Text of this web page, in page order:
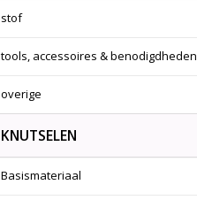
stof
tools, accessoires & benodigdheden
overige
KNUTSELEN
Basismateriaal